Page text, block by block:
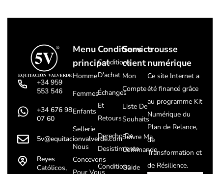
+34 959
553 546
+34 676 98
07 60
5v@equitacionvalverde.com
Reyes
Católicos,
Menu
principal
Homme
Femmes
Enfants
Sellerie
Nous
Concevons
Conditions
Conditions
D'achat
Échanges
Et
Retours
Derecho De
Desistimiento
Conditions
Service
client
Mon
Compte
Liste De
Souhaits
Suivre Ma
Commande
Guide
trousse
numérique
Ce site Internet a
été financé grâce
au programme Kit
Numérique du
Plan de Relance,
de
Transformation et
de Résilience.